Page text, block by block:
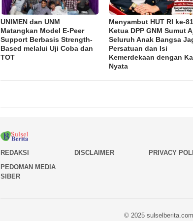
UNIMEN dan UNM
Matangkan Model E-Peer
Support Berbasis Strength-
Based melalui Uji Coba dan
TOT
Menyambut HUT RI ke-
Ketua DPP GNM Sumut
Seluruh Anak Bangsa
Persatuan dan Isi
Kemerdekaan dengan
Nyata
REDAKSI DISCLAIMER
PRIVACY
PEDOMAN MEDIA
SIBER
© 2025